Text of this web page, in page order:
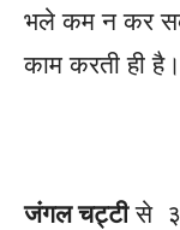
भले कम न कर
काम करती ही है।
जंगल चट्टीसे ३